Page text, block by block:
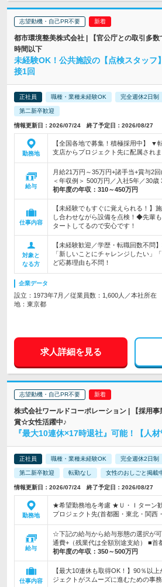
志望動機・自己PR不要
都市環境整美株式会社 | 【官公庁との取引多
時間以下
未経験OK！公共施設の【点検スタッ
接1回
正社員 職種・業種未経験OK 完全週休2日制
第二新卒歓迎
情報更新日：2026/07/24 終了予定日：2026/08/27
勤務地
【全国各地で募集！積極採用中】 ▼
支店からプロジェクト先に配属され
給与
月給21万円～35万円+諸手当+賞与2
＜年収例＞ 500万円／入社5年／30歳
初年度の年収： 310～450万円
仕事内容
【未経験でもすぐに覚えられる！】
し合わせながら設備を点検！◆先輩
タートしてるので安心です！
対象と
なる方
【未経験歓迎／学歴・転職回数不問
「新しいことにチャレンジしたい」
ど応募理由も不問！
企業データ
設立：1973年7月／従業員数：1,600人／本社所在
地：東京都
求人詳細を見る
志望動機・自己PR不要
株式会社ワールドコーポレーション | 【採用
賞☆女性活躍中♪
『最大10連休×17時退社』可能！【人
正社員 職種・業種未経験OK 完全週休2日制
第二新卒歓迎 転勤なし 女性のおしごと掲載
情報更新日：2026/07/24 終了予定日：2026/08/27
勤務地
★希望勤務地を考慮 ★Ｕ・Ｉターン
プロジェクト先(首都圏・東北・関西
給与
☆下記の給与から給与形態の選択が
通費+（残業代は全額別途支給） ■首
初年度の年収： 350～500万円
仕事内容
【最大10連休も取得OK！】90％以
ジェクトがスムーズに進むための事